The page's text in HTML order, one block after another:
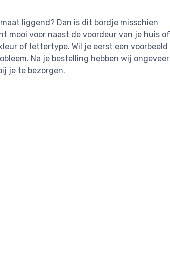
liggend? Dan is dit bordje misschien
mooi voor naast de voordeur van je huis of
of lettertype. Wil je eerst een voorbeeld
Na je bestelling hebben wij ongeveer
je te bezorgen.